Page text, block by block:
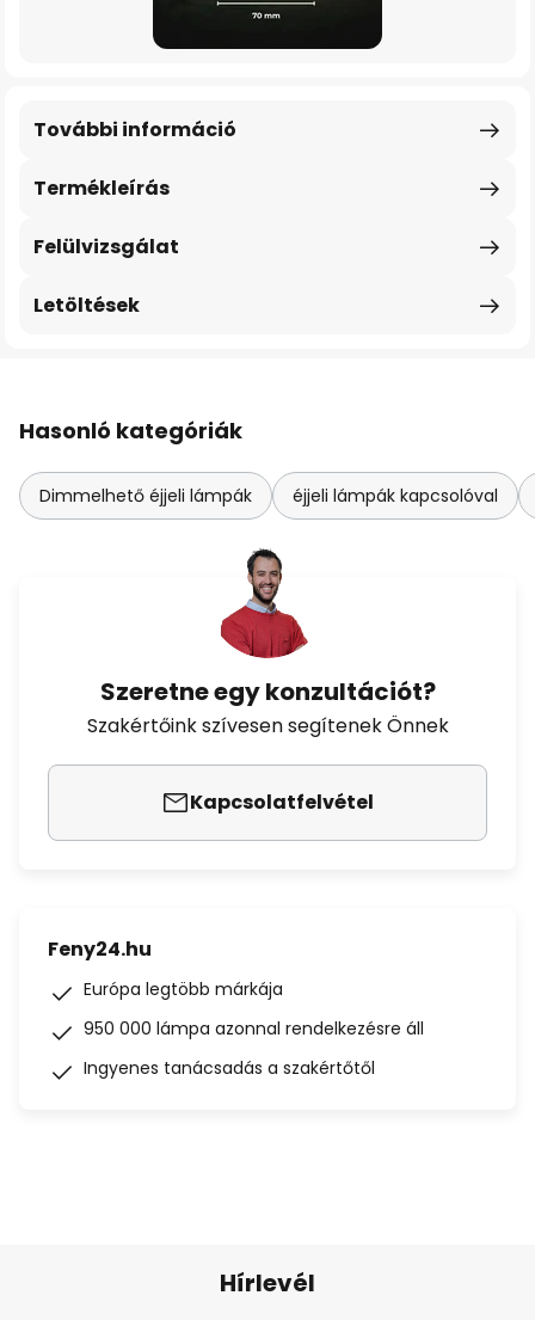
Termékleírás
További információ
Felülvizsgálat
Letöltések
Hasonló kategóriák
Dimmelhető éjjeli lámpák éjjeli lámpák kapcsolóval
Szeretne egy konzultációt?
Szakértőink szívesen segítenek Önnek
Kapcsolatfelvétel
Feny24.hu
Európa legtöbb márkája
950 000 lámpa azonnal rendelkezésre áll
Ingyenes tanácsadás a szakértőtől
Hírlevél